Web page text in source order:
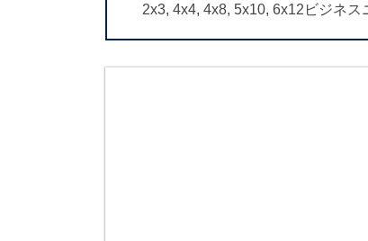
2x3, 4x4, 4x8, 5x10, 6x12ビジネ